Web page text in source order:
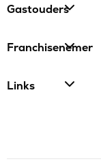
Gastouders
Franchisenemer
Links